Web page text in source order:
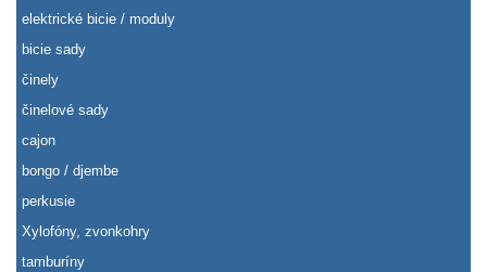
elektrické bicie / moduly
bicie sady
činely
činelové sady
cajon
bongo / djembe
perkusie
Xylofóny, zvonkohry
tamburíny